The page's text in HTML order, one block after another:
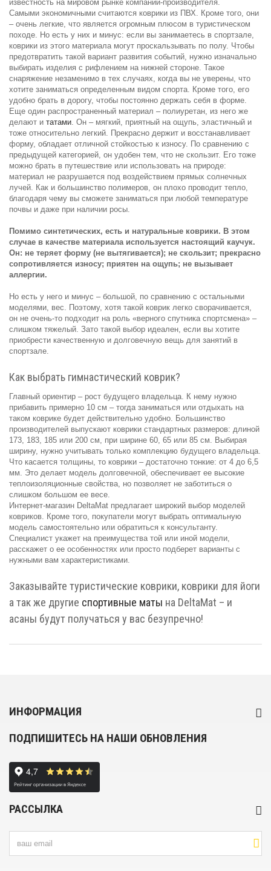
известность на мировом рынке компании-производителя.
Самыми экономичными считаются коврики из ПВХ. Кроме того, они
– очень легкие, что является огромным плюсом в туристическом
походе. Но есть у них и минус: если вы занимаетесь в спортзале,
коврики из этого материала могут проскальзывать по полу. Чтобы
предотвратить такой вариант развития событий, нужно изначально
выбирать изделия с рифлением на нижней стороне. Такое
снаряжение незаменимо в тех случаях, когда вы не уверены, что
хотите заниматься определенным видом спорта. Кроме того, его
удобно брать в дорогу, чтобы постоянно держать себя в форме.
Еще один распространенный материал – полиуретан, из него же
делают и татами. Он – мягкий, приятный на ощупь, эластичный и
тоже относительно легкий. Прекрасно держит и восстанавливает
форму, обладает отличной стойкостью к износу. По сравнению с
предыдущей категорией, он удобен тем, что не скользит. Его тоже
можно брать в путешествие или использовать на природе:
материал не разрушается под воздействием прямых солнечных
лучей. Как и большинство полимеров, он плохо проводит тепло,
благодаря чему вы сможете заниматься при любой температуре
почвы и даже при наличии росы.
Помимо синтетических, есть и натуральные коврики. В этом
случае в качестве материала используется настоящий каучук.
Он: не теряет форму (не вытягивается); не скользит; прекрасно
сопротивляется износу; приятен на ощупь; не вызывает
аллергии.
Но есть у него и минус – большой, по сравнению с остальными
моделями, вес. Поэтому, хотя такой коврик легко сворачивается,
он не очень-то подходит на роль «верного спутника спортсмена» –
слишком тяжелый. Зато такой выбор идеален, если вы хотите
приобрести качественную и долговечную вещь для занятий в
спортзале.
Как выбрать гимнастический коврик?
Главный ориентир – рост будущего владельца. К нему нужно
прибавить примерно 10 см – тогда заниматься или отдыхать на
таком коврике будет действительно удобно. Большинство
производителей выпускают коврики стандартных размеров: длиной
173, 183, 185 или 200 см, при ширине 60, 65 или 85 см. Выбирая
ширину, нужно учитывать только комплекцию будущего владельца.
Что касается толщины, то коврики – достаточно тонкие: от 4 до 6,5
мм. Это делает модель долговечной, обеспечивает ее высокие
теплоизоляционные свойства, но позволяет не заботиться о
слишком большом ее весе.
Интернет-магазин DeltaMat предлагает широкий выбор моделей
ковриков. Кроме того, покупатели могут выбрать оптимальную
модель самостоятельно или обратиться к консультанту.
Специалист укажет на преимущества той или иной модели,
расскажет о ее особенностях или просто подберет варианты с
нужными вам характеристиками.
Заказывайте туристические коврики, коврики для йоги
а так же другие спортивные маты на DeltaMat – и
асаны будут получаться у вас безупречно!
ИНФОРМАЦИЯ
ПОДПИШИТЕСЬ НА НАШИ ОБНОВЛЕНИЯ
РАССЫЛКА